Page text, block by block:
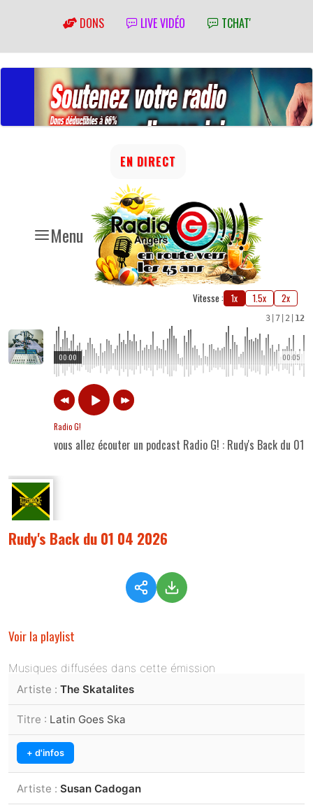
DONS LIVE VIDÉO TCHAT'
Menu
EN DIRECT
Vitesse : 1x 1.5x 2x
3 7 2 12
00:05
00:00
Radio G!
vous allez écouter un podcast Radio G! : Rudy's Back du 01
Rudy's Back du 01 04 2026
Voir la playlist
Musiques diffusées dans cette émission
The Skatalites
Latin Goes Ska
+ d'infos
Susan Cadogan